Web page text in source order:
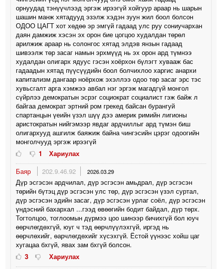
орнуудад тэнүүчлээд эргэж ирээгүй хойгуур араар нь шарын
шашин манж хятадууд эзэлж хэдэн зуун жил боол болсон
ОДОО ЦАГТ хот хөдөө эр эмгүй гадаад улс руу сониучархан
даян дамжиж хэсэн эх орон бие цогцоо худалдан төрөл
арилжиж араар нь солонгос хятад элдэв янзын гадаад
шивээлж төр засаг намын эрхмүүд нь эх орон ард түмнээ
худалдан олигарх ядуус гэсэн хоёрхон бүлэгт хувааж бас
гадаадын хятад пүүсүүдийн боол болчихлоо харгис анархи
капитализм дангаар ноёрхож эхэллээ одоо төр засаг эрс тэс
хувьсгалт арга хэмжээ авбал нэг эргэж магадгүй монгол
сүйрлээ демократын эсрэг социократ социалист гэж байж л
байгаа демократ эртний ром грекед байсан бурангуй
спартанцын үеийн үзэл шүү дээ америк римийн лигионы
аристократын нийгэмээр явдаг ардчиллыг ард түмэн биш
олигархууд ашгилж баяжиж байна чингэсийн цэрэг одоогийн
монголчууд эргэж ирээгүй
1
Хариулах
Баяр
202.9.46.92 2026.03.29
Дүр эсгэсэн ардчилал, дүр эсгэсэн амьдрал, дүр эсгэсэн
төрийн бүтэц дүр эсгэсэн улс төр, дүр эсгэсэн үзэл суртал,
дүр эсгэсэн эдийн засаг, дүр эсгэсэн урлаг соёл, дүр эсгэсэн
үндэсний бахархал ...гээд өвөөгийн бодит байдал, дүр төрх.
Тогтолцоо, тоглоомын дүрмээ цоо шинээр бичихгүй бол юуч
өөрчлөгдөхгүй, юуг ч тэд өөрчлүүлэхгүй, иргэд нь
өөрчлөхийг, өарчлөгдөхийг хүсэхгүй. Ёстой үүнээс хойш цаг
хугацаа бхгүй, явах зам бхгүй болсон.
3
Хариулах